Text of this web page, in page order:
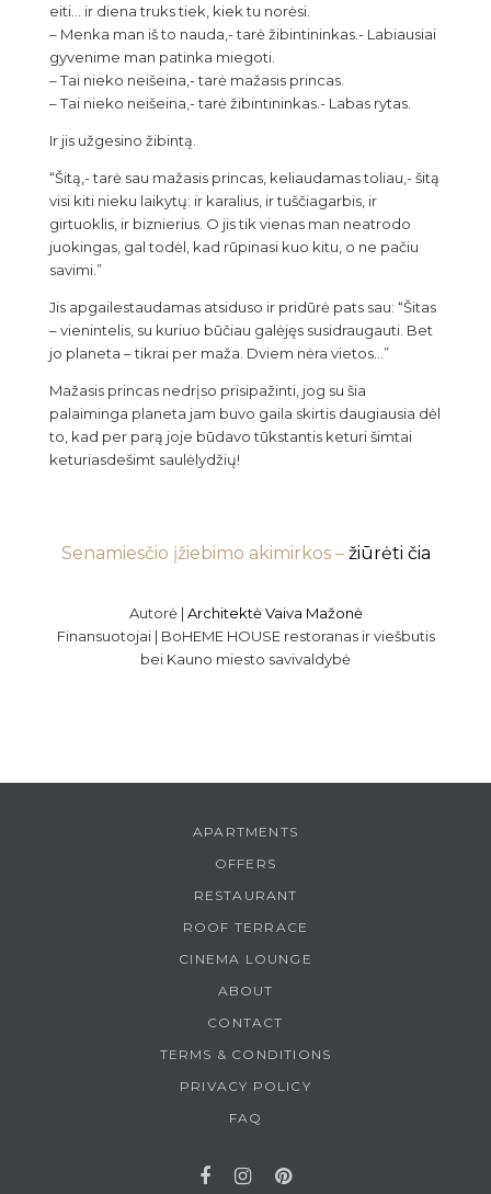
eiti… ir diena truks tiek, kiek tu norėsi.
– Menka man iš to nauda,- tarė žibintininkas.- Labiausiai
gyvenime man patinka miegoti.
– Tai nieko neišeina,- tarė mažasis princas.
– Tai nieko neišeina,- tarė žibintininkas.- Labas rytas.
Ir jis užgesino žibintą.
“Šitą,- tarė sau mažasis princas, keliaudamas toliau,- šitą
visi kiti nieku laikytų: ir karalius, ir tuščiagarbis, ir
girtuoklis, ir biznierius. O jis tik vienas man neatrodo
juokingas, gal todėl, kad rūpinasi kuo kitu, o ne pačiu
savimi.”
Jis apgailestaudamas atsiduso ir pridūrė pats sau: “Šitas
– vienintelis, su kuriuo būčiau galėjęs susidraugauti. Bet
jo planeta – tikrai per maža. Dviem nėra vietos…”
Mažasis princas nedrįso prisipažinti, jog su šia
palaiminga planeta jam buvo gaila skirtis daugiausia dėl
to, kad per parą joje būdavo tūkstantis keturi šimtai
keturiasdešimt saulėlydžių!
Senamiesčio įžiebimo akimirkos – žiūrėti čia
Autorė | Architektė Vaiva Mažonė
Finansuotojai | BoHEME HOUSE restoranas ir viešbutis
bei Kauno miesto savivaldybė
APARTMENTS
OFFERS
RESTAURANT
ROOF TERRACE
CINEMA LOUNGE
ABOUT
CONTACT
TERMS & CONDITIONS
PRIVACY POLICY
FAQ